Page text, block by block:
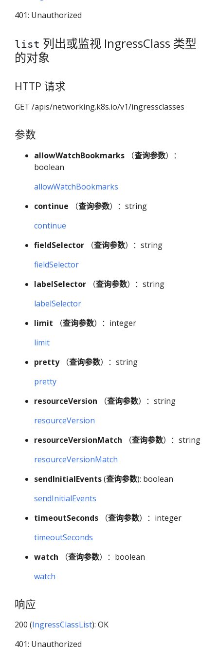
401: Unauthorized
list 列出或监视 IngressClass 类型
的对象
HTTP 请求
GET /apis/networking.k8s.io/v1/ingressclasses
参数
allowWatchBookmarks （查询参数）：
boolean
allowWatchBookmarks
continue （查询参数）：string
continue
fieldSelector （查询参数）：string
fieldSelector
labelSelector （查询参数）：string
labelSelector
limit （查询参数）：integer
limit
pretty（查询参数）：string
pretty
resourceVersion （查询参数）：string
resourceVersion
resourceVersionMatch （查询参数）：string
resourceVersionMatch
sendInitialEvents(查询参数): boolean
sendInitialEvents
timeoutSeconds （查询参数）：integer
timeoutSeconds
watch （查询参数）：boolean
watch
响应
200 (IngressClassList): OK
401: Unauthorized